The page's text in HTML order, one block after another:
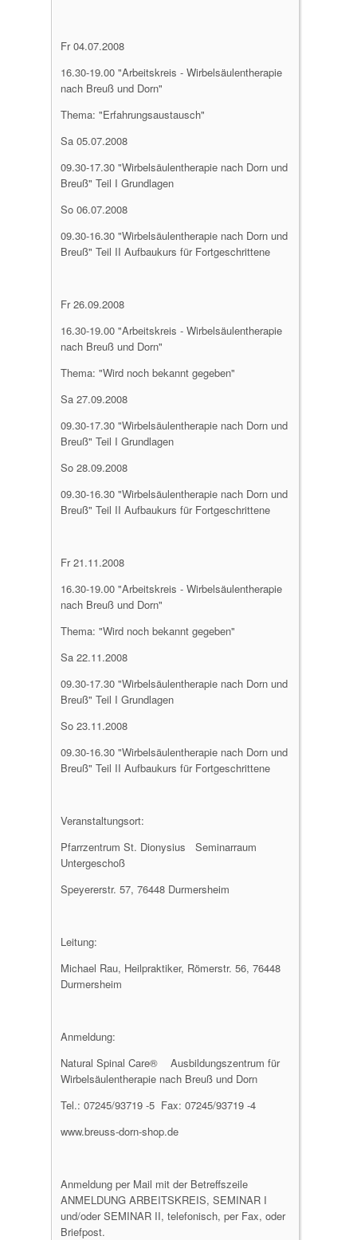
Fr 04.07.2008
16.30-19.00 "Arbeitskreis - Wirbelsäulentherapie
nach Breuß und Dorn"
Thema: "Erfahrungsaustausch"
Sa 05.07.2008
09.30-17.30 "Wirbelsäulentherapie nach Dorn und
Breuß" Teil I Grundlagen
So 06.07.2008
09.30-16.30 "Wirbelsäulentherapie nach Dorn und
Breuß" Teil II Aufbaukurs für Fortgeschrittene
Fr 26.09.2008
16.30-19.00 "Arbeitskreis - Wirbelsäulentherapie
nach Breuß und Dorn"
Thema: "Wird noch bekannt gegeben"
Sa 27.09.2008
09.30-17.30 "Wirbelsäulentherapie nach Dorn und
Breuß" Teil I Grundlagen
So 28.09.2008
09.30-16.30 "Wirbelsäulentherapie nach Dorn und
Breuß" Teil II Aufbaukurs für Fortgeschrittene
Fr 21.11.2008
16.30-19.00 "Arbeitskreis - Wirbelsäulentherapie
nach Breuß und Dorn"
Thema: "Wird noch bekannt gegeben"
Sa 22.11.2008
09.30-17.30 "Wirbelsäulentherapie nach Dorn und
Breuß" Teil I Grundlagen
So 23.11.2008
09.30-16.30 "Wirbelsäulentherapie nach Dorn und
Breuß" Teil II Aufbaukurs für Fortgeschrittene
Veranstaltungsort:
Pfarrzentrum St. Dionysius Seminarraum
Untergeschoß
Speyererstr. 57, 76448 Durmersheim
Leitung:
Michael Rau, Heilpraktiker, Römerstr. 56, 76448
Durmersheim
Anmeldung:
Natural Spinal Care® Ausbildungszentrum für
Wirbelsäulentherapie nach Breuß und Dorn
Tel.: 07245/93719 -5 Fax: 07245/93719 -4
www.breuss-dorn-shop.de
Anmeldung per Mail mit der Betreffszeile
ANMELDUNG ARBEITSKREIS, SEMINAR I
und/oder SEMINAR II, telefonisch, per Fax, oder
Briefpost.